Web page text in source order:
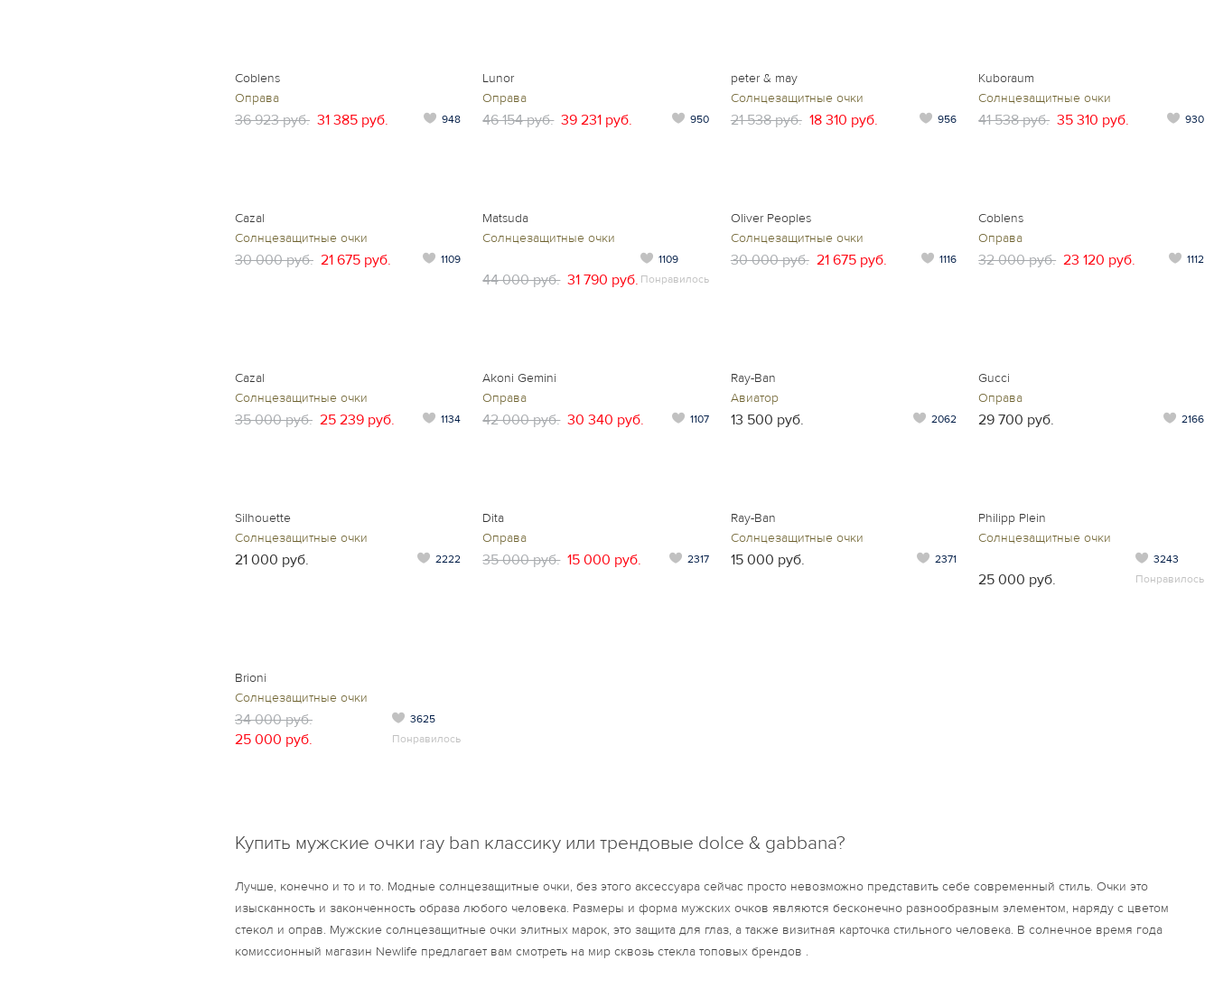
Coblens
Оправа
36 923 руб. 31 385 руб. 948
Lunor
Оправа
46 154 руб. 39 231 руб. 950
peter & may
Солнцезащитные очки
21 538 руб. 18 310 руб. 956
Kuboraum
Солнцезащитные очки
41 538 руб. 35 310 руб. 930
Cazal
Солнцезащитные очки
30 000 руб. 21 675 руб. 1109
Matsuda
Солнцезащитные очки
44 000 руб. 31 790 руб.
1109
Понравилось
Oliver Peoples
Солнцезащитные очки
30 000 руб. 21 675 руб. 1116
Coblens
Оправа
32 000 руб. 23 120 руб. 1112
Cazal
Солнцезащитные очки
35 000 руб. 25 239 руб. 1134
Akoni Gemini
Оправа
42 000 руб. 30 340 руб. 1107
Ray-Ban
Авиатор
13 500 руб. 2062
Gucci
Оправа
29 700 руб. 2166
Silhouette
Солнцезащитные очки
21 000 руб. 2222
Dita
Оправа
35 000 руб. 15 000 руб. 2317
Ray-Ban
Солнцезащитные очки
15 000 руб. 2371
Philipp Plein
Солнцезащитные очки
25 000 руб.
3243
Понравилось
Brioni
Солнцезащитные очки
34 000 руб.
25 000 руб.
3625
Понравилось
Купить мужские очки ray ban классику или трендовые dolce & gabbana?
Лучше, конечно и то и то. Модные солнцезащитные очки, без этого аксессуара сейчас просто невозможно представить себе современный стиль. Очки это
изысканность и законченность образа любого человека. Размеры и форма мужских очков являются бесконечно разнообразным элементом, наряду с цветом
стекол и оправ. Мужские солнцезащитные очки элитных марок, это защита для глаз, а также визитная карточка стильного человека. В солнечное время года
комиссионный магазин Newlife предлагает вам смотреть на мир сквозь стекла топовых брендов .